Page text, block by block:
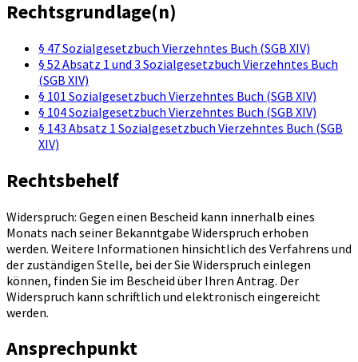
Rechtsgrundlage(n)
§ 47 Sozialgesetzbuch Vierzehntes Buch (SGB XIV)
§ 52 Absatz 1 und 3 Sozialgesetzbuch Vierzehntes Buch
(SGB XIV)
§ 101 Sozialgesetzbuch Vierzehntes Buch (SGB XIV)
§ 104 Sozialgesetzbuch Vierzehntes Buch (SGB XIV)
§ 143 Absatz 1 Sozialgesetzbuch Vierzehntes Buch (SGB
XIV)
Rechtsbehelf
Widerspruch: Gegen einen Bescheid kann innerhalb eines
Monats nach seiner Bekanntgabe Widerspruch erhoben
werden. Weitere Informationen hinsichtlich des Verfahrens und
der zuständigen Stelle, bei der Sie Widerspruch einlegen
können, finden Sie im Bescheid über Ihren Antrag. Der
Widerspruch kann schriftlich und elektronisch eingereicht
werden.
Ansprechpunkt